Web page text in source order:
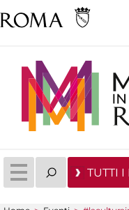
TUTTI I